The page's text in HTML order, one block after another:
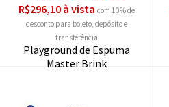
R$296,10 à vista com 10% de
desconto
Playground de Espuma
Master Brink